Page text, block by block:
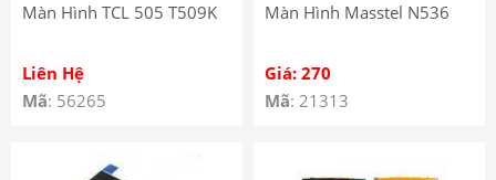
Màn Hình TCL 505 T509K
Liên Hệ
Mã: 56265
Màn Hình Masstel N536
Giá: 270
Mã: 21313